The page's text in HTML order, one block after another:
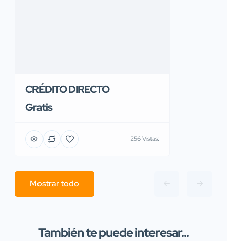
CRÉDITO DIRECTO
Gratis
256 Vistas:
Mostrar todo
También te puede interesar...